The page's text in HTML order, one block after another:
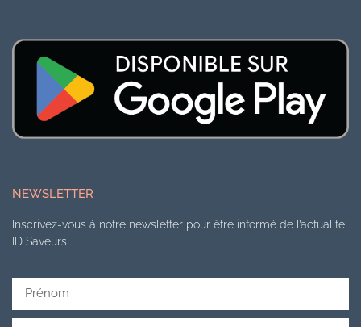
NEWSLETTER
Inscrivez-vous à notre newsletter pour être informé de l’actualité
ID Saveurs.